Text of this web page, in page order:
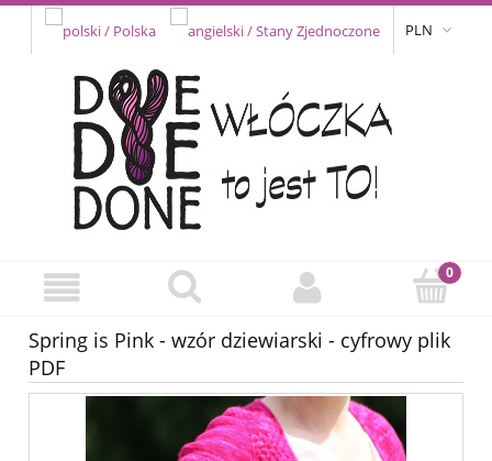
PLN
Spring is Pink - wzór dziewiarski - cyfrowy plik
PDF